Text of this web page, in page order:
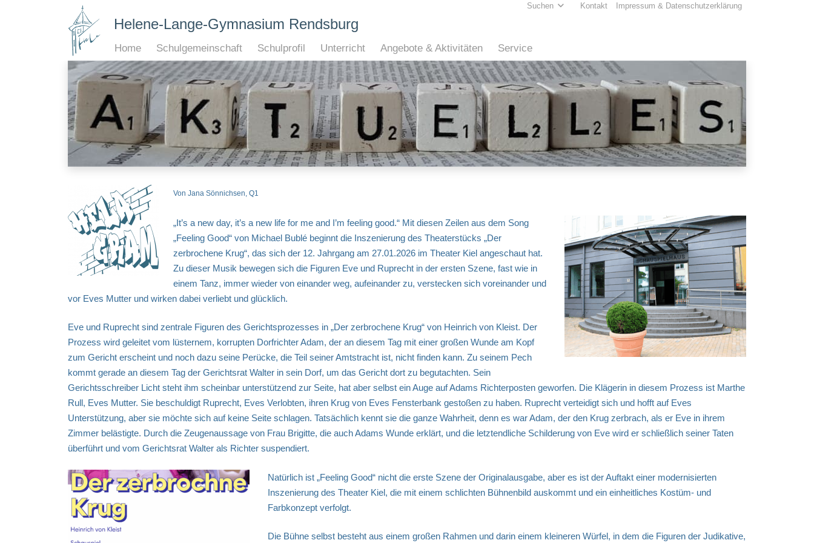
Suchen Kontakt Impressum & Datenschutzerklärung
Helene-Lange-Gymnasium Rendsburg
Home Schulgemeinschaft Schulprofil Unterricht Angebote & Aktivitäten Service
Von Jana Sönnichsen, Q1
„It’s a new day, it’s a new life for me and I’m feeling good.“ Mit diesen Zeilen aus dem Song
„Feeling Good“ von Michael Bublé beginnt die Inszenierung des Theaterstücks „Der
zerbrochene Krug“, das sich der 12. Jahrgang am 27.01.2026 im Theater Kiel angeschaut hat.
Zu dieser Musik bewegen sich die Figuren Eve und Ruprecht in der ersten Szene, fast wie in
einem Tanz, immer wieder von einander weg, aufeinander zu, verstecken sich voreinander und
vor Eves Mutter und wirken dabei verliebt und glücklich.
Eve und Ruprecht sind zentrale Figuren des Gerichtsprozesses in „Der zerbrochene Krug“ von Heinrich von Kleist. Der
Prozess wird geleitet vom lüsternem, korrupten Dorfrichter Adam, der an diesem Tag mit einer großen Wunde am Kopf
zum Gericht erscheint und noch dazu seine Perücke, die Teil seiner Amtstracht ist, nicht finden kann. Zu seinem Pech
kommt gerade an diesem Tag der Gerichtsrat Walter in sein Dorf, um das Gericht dort zu begutachten. Sein
Gerichtsschreiber Licht steht ihm scheinbar unterstützend zur Seite, hat aber selbst ein Auge auf Adams Richterposten geworfen. Die Klägerin in diesem Prozess ist Marthe
Rull, Eves Mutter. Sie beschuldigt Ruprecht, Eves Verlobten, ihren Krug von Eves Fensterbank gestoßen zu haben. Ruprecht verteidigt sich und hofft auf Eves
Unterstützung, aber sie möchte sich auf keine Seite schlagen. Tatsächlich kennt sie die ganze Wahrheit, denn es war Adam, der den Krug zerbrach, als er Eve in ihrem
Zimmer belästigte. Durch die Zeugenaussage von Frau Brigitte, die auch Adams Wunde erklärt, und die letztendliche Schilderung von Eve wird er schließlich seiner Taten
überführt und vom Gerichtsrat Walter als Richter suspendiert.
Natürlich ist „Feeling Good“ nicht die erste Szene der Originalausgabe, aber es ist der Auftakt einer modernisierten
Inszenierung des Theater Kiel, die mit einem schlichten Bühnenbild auskommt und ein einheitliches Kostüm- und
Farbkonzept verfolgt.
Die Bühne selbst besteht aus einem großen Rahmen und darin einem kleineren Würfel, in dem die Figuren der Judikative,